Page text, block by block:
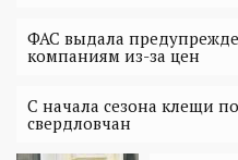
ФАС выдала
компаниям из-за цен
С начала сезона клещи
свердловчан